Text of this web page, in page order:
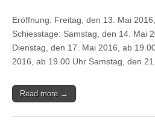
Eröffnung: Freitag, den 13. Mai
Schiesstage: Samstag, den 14. Mai
Dienstag, den 17. Mai 2016, ab
2016, ab 19.00 Uhr Samstag, den
Read more →